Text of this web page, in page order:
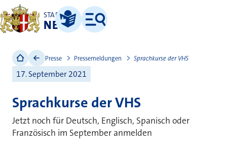
STADT
NEUSS
Leichte Sprache
Menü
Presse Pressemeldungen Sprachkurse der VHS
17. September 2021
Sprachkurse der VHS
Jetzt noch für Deutsch, Englisch, Spanisch oder
Französisch im September anmelden